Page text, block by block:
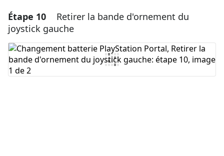
Ajouter un commentaire
Ajouter un commentaire
Étape 10
Retirer la bande d'ornement du
joystick gauche